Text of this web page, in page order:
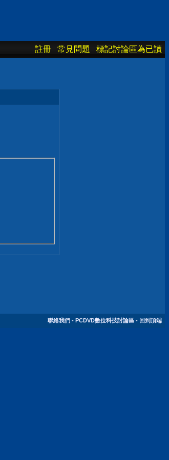
註冊 常見問題 標記討論區為已讀
聯絡我們 - PCDVD數位科技討論區 - 回到頂端